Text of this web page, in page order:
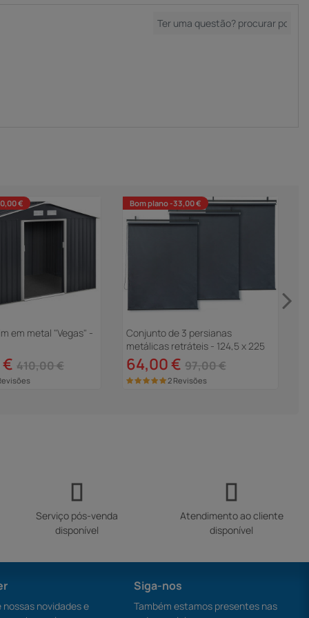
€
em metal "Vegas" -
410,00 €
Bom plano -33,00 €
Conjunto de 3 persianas
metálicas retráteis - 124,5 x 225
cm - Antracite
64,00 € 97,00 €
2 Revisões
Serviço pós-venda
disponível
Atendimento ao cliente
disponível
novidades e
Siga-nos
Também estamos presentes nas